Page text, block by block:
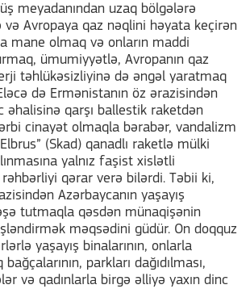
meyadanından uzaq bölgələrə
və Avropaya qaz nəqlini həyata keçirən
mane olmaq və onların maddi
ümumiyyətlə, Avropanın qaz
təhlükəsizliyinə də əngəl yaratmaq
də Ermənistanın öz ərazisindən
əhalisinə qarşı ballestik raketdən
cinayət olmaqla bərabər, vandalizm
(Skad) qanadlı raketlə mülki
yalnız faşist xislətli
qərar verə bilərdi. Təbii ki,
Azərbaycanın yaşayış
tutmaqla qəsdən münaqişənin
məqsədini güdür. On doqquz
yaşayış binalarının, onlarla
parkları dağıdılması,
və qadınlarla birgə əlliyə yaxın dinc